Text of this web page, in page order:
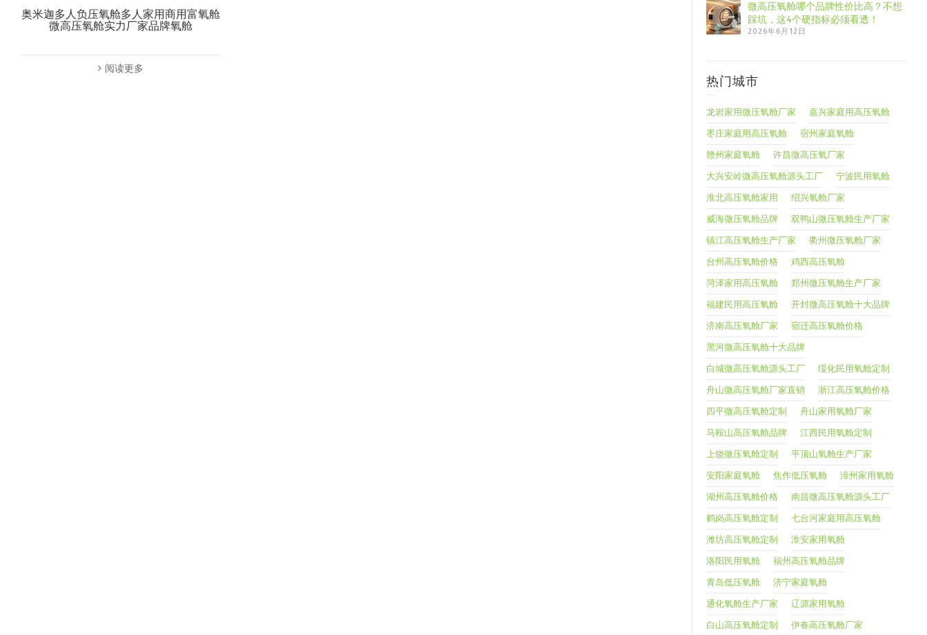
奥米迦多人负压氧舱多人家用商用富氧舱
微高压氧舱实力厂家品牌氧舱
阅读更多
微高压氧舱哪个品牌性价比高？不想
踩坑，这4个硬指标必须看透！
2026年6月12日
热门城市
龙岩家用微压氧舱厂家 嘉兴家庭用高压氧舱
枣庄家庭用高压氧舱 宿州家庭氧舱
赣州家庭氧舱 许昌微高压氧厂家
大兴安岭微高压氧舱源头工厂 宁波民用氧舱
淮北高压氧舱家用 绍兴氧舱厂家
威海微压氧舱品牌 双鸭山微压氧舱生产厂家
镇江高压氧舱生产厂家 衢州微压氧舱厂家
台州高压氧舱价格 鸡西高压氧舱
菏泽家用高压氧舱 郑州微压氧舱生产厂家
福建民用高压氧舱 开封微高压氧舱十大品牌
济南高压氧舱厂家 宿迁高压氧舱价格
黑河微高压氧舱十大品牌
白城微高压氧舱源头工厂 绥化民用氧舱定制
舟山微高压氧舱厂家直销 浙江高压氧舱价格
四平微高压氧舱定制 舟山家用氧舱厂家
马鞍山高压氧舱品牌 江西民用氧舱定制
上饶微压氧舱定制 平顶山氧舱生产厂家
安阳家庭氧舱 焦作低压氧舱 漳州家用氧舱
湖州高压氧舱价格 南昌微高压氧舱源头工厂
鹤岗高压氧舱定制 七台河家庭用高压氧舱
潍坊高压氧舱定制 淮安家用氧舱
洛阳民用氧舱 福州高压氧舱品牌
青岛低压氧舱 济宁家庭氧舱
通化氧舱生产厂家 辽源家用氧舱
白山高压氧舱定制 伊春高压氧舱厂家